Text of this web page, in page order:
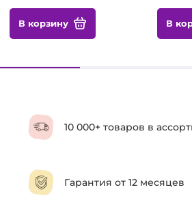
В корзину В
10 000+ товаров в
Гарантия от 12 месяцев